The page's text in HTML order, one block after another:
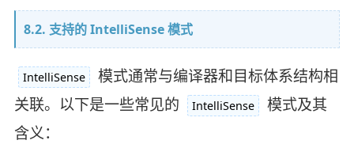
8.2. 支持的 IntelliSense 模式
IntelliSense
模式通常与编译器和目标体系结构相
关联。以下是一些常见的
IntelliSense
模式及其
含义：